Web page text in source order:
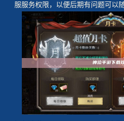
服服务权限，以便后期有问题可以